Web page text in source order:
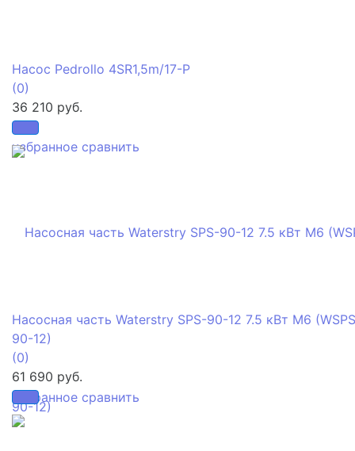
избранное сравнить
Насос Pedrollo 4SR1,5m/17-P
(0)
36 210 руб.
избранное сравнить
Насосная часть Waterstry SPS-90-12 7.5 кВт M6
90-12)
(0)
61 690 руб.